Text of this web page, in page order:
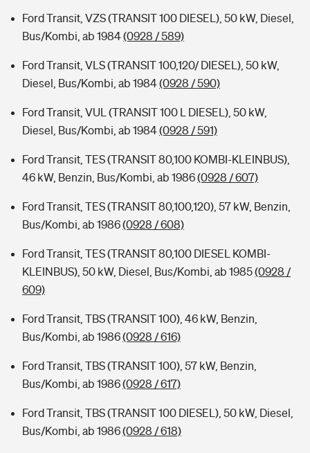
Ford Transit, VZS (TRANSIT 100 DIESEL), 50 kW, Diesel,
Bus/Kombi, ab 1984(0928 / 589)
Ford Transit, VLS (TRANSIT 100,120/ DIESEL), 50 kW,
Diesel, Bus/Kombi, ab 1984(0928 / 590)
Ford Transit, VUL (TRANSIT 100 L DIESEL), 50 kW,
Diesel, Bus/Kombi, ab 1984(0928 / 591)
Ford Transit, TES (TRANSIT 80,100 KOMBI-KLEINBUS),
46 kW, Benzin, Bus/Kombi, ab 1986(0928 / 607)
Ford Transit, TES (TRANSIT 80,100,120), 57 kW, Benzin,
Bus/Kombi, ab 1986(0928 / 608)
Ford Transit, TES (TRANSIT 80,100 DIESEL KOMBI-
KLEINBUS), 50 kW, Diesel, Bus/Kombi, ab 1985(0928 /
609)
Ford Transit, TBS (TRANSIT 100), 46 kW, Benzin,
Bus/Kombi, ab 1986(0928 / 616)
Ford Transit, TBS (TRANSIT 100), 57 kW, Benzin,
Bus/Kombi, ab 1986(0928 / 617)
Ford Transit, TBS (TRANSIT 100 DIESEL), 50 kW, Diesel,
Bus/Kombi, ab 1986(0928 / 618)